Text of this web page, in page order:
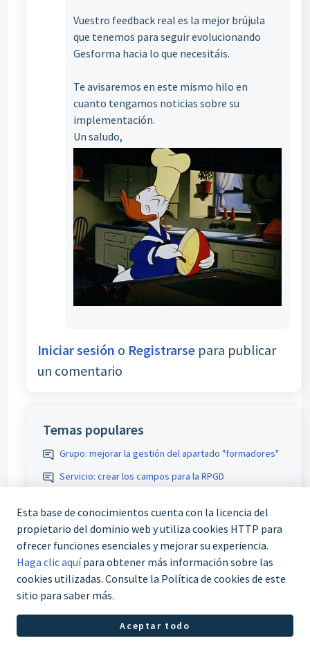
Vuestro feedback real es la mejor brújula
que tenemos para seguir evolucionando
Gesforma hacia lo que necesitáis.
Te avisaremos en este mismo hilo en
cuanto tengamos noticias sobre su
implementación.
Un saludo,
Iniciar sesión o Registrarse para publicar
un comentario
Temas populares
Grupo: mejorar la gestión del apartado "formadores"
Servicio: crear los campos para la RPGD
teleformación
Comunicaciones participante inicio/fin: permitir
adjuntos de curso custodiados
Esta base de conocimientos cuenta con la licencia del
propietario del dominio web y utiliza cookies HTTP para
ofrecer funciones esenciales y mejorar su experiencia.
Haga clic aquípara obtener más información sobre las
cookies utilizadas. Consulte la Política de cookies de este
sitio para saber más.
Aceptar todo